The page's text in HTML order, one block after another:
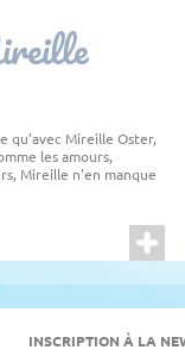
qu'avec Mireille Oster,
les amours,
Mireille n'en manque
INSCRIPTION À LA